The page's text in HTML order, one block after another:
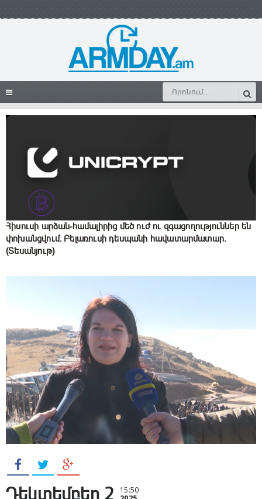
Հիսուսի արձան-համալիրից մեծ ուժ ու զգացողություններ են
փոխանցվում. Բելառուսի դեսպանի հավատարմատար.
(Տեսանյութ)
Դեկտեմբեր 2 15:50